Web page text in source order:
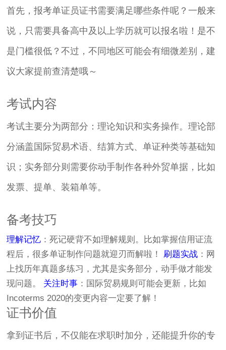
首先，报考单证员证书需要满足哪些条件呢？一般来
说，只需要具备高中及以上学历就可以报名啦！是不
是门槛很低？不过，不同地区可能会有细微差别，建
议大家提前查清楚哦～
考试内容
考试主要分为两部分：理论知识和实务操作。理论部
分涵盖国际贸易术语、结算方式、单证种类等基础知
识；实务部分则需要你动手制作各种外贸单据，比如
发票、提单、装箱单等。
备考技巧
理解记忆 ：死记硬背不如理解规则。比如掌握信用证流
程后，很多单证制作问题就迎刃而解啦！ 刷题实战 ：网
上找历年真题多练习，尤其是实务部分，动手做才能发
现问题。 关注时事 ：国际贸易规则可能会更新，比如
Incoterms 2020的变更内容一定要了解！
证书价值
拿到证书后，不仅能在求职时加分，还能提升你的专